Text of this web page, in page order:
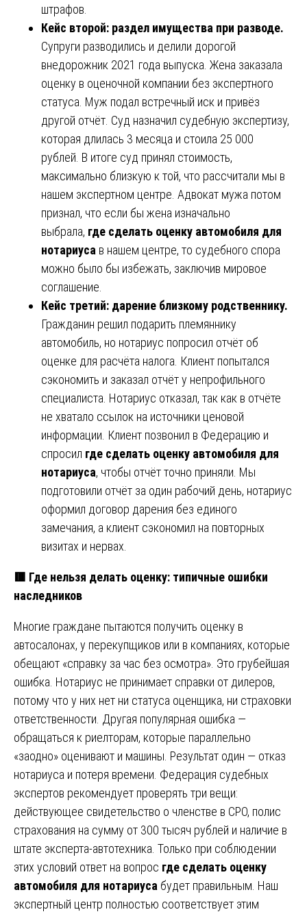
штрафов.
Кейс второй: раздел имущества при разводе.
Супруги разводились и делили дорогой
внедорожник 2021 года выпуска. Жена заказала
оценку в оценочной компании без экспертного
статуса. Муж подал встречный иск и привёз
другой отчёт. Суд назначил судебную экспертизу,
которая длилась 3 месяца и стоила 25 000
рублей. В итоге суд принял стоимость,
максимально близкую к той, что рассчитали мы в
нашем экспертном центре. Адвокат мужа потом
признал, что если бы жена изначально
выбрала, где сделать оценку автомобиля для
нотариуса в нашем центре, то судебного спора
можно было бы избежать, заключив мировое
соглашение.
Кейс третий: дарение близкому родственнику.
Гражданин решил подарить племяннику
автомобиль, но нотариус попросил отчёт об
оценке для расчёта налога. Клиент попытался
сэкономить и заказал отчёт у непрофильного
специалиста. Нотариус отказал, так как в отчёте
не хватало ссылок на источники ценовой
информации. Клиент позвонил в Федерацию и
спросил где сделать оценку автомобиля для
нотариуса, чтобы отчёт точно приняли. Мы
подготовили отчёт за один рабочий день, нотариус
оформил договор дарения без единого
замечания, а клиент сэкономил на повторных
визитах и нервах.
🟥 Где нельзя делать оценку: типичные ошибки
наследников
Многие граждане пытаются получить оценку в
автосалонах, у перекупщиков или в компаниях, которые
обещают «справку за час без осмотра». Это грубейшая
ошибка. Нотариус не принимает справки от дилеров,
потому что у них нет ни статуса оценщика, ни страховки
ответственности. Другая популярная ошибка —
обращаться к риелторам, которые параллельно
«заодно» оценивают и машины. Результат один — отказ
нотариуса и потеря времени. Федерация судебных
экспертов рекомендует проверять три вещи:
действующее свидетельство о членстве в СРО, полис
страхования на сумму от 300 тысяч рублей и наличие в
штате эксперта-автотехника. Только при соблюдении
этих условий ответ на вопрос где сделать оценку
автомобиля для нотариуса будет правильным. Наш
экспертный центр полностью соответствует этим